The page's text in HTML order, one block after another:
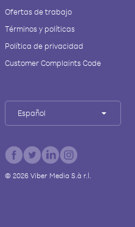
Ofertas de trabajo
Términos y políticas
Política de privacidad
Customer Complaints Code
Español
© 2026Viber Media S.à r.l.